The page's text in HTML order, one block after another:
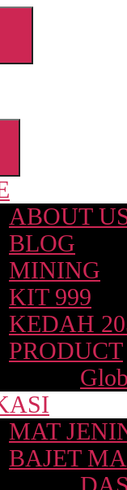
ABOUT
BLOG
MINING
KIT 999
KEDAH
PRODUCT
MAT
BAJET